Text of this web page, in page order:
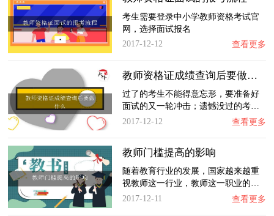
考生需要登录中小学教师资格考试官
网，选择面试报名
2017-12-12
查看更多
教师资格证成绩查询后要做什么
过了的考生不能得意忘形，要准备好
面试的又一轮冲击；遗憾没过的考…
2017-12-12
查看更多
教师门槛提高的影响
随着教育行业的发展，国家越来越重
视教师这一行业，教师这一职业的…
2017-12-11
查看更多